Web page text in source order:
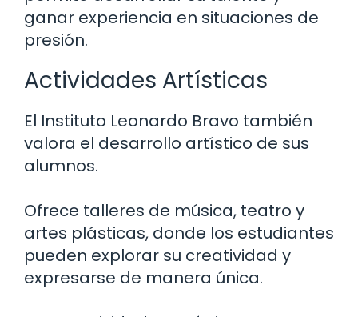
ganar experiencia en situaciones de
presión.
Actividades Artísticas
El Instituto Leonardo Bravo también
valora el desarrollo artístico de sus
alumnos.
Ofrece talleres de música, teatro y
artes plásticas, donde los estudiantes
pueden explorar su creatividad y
expresarse de manera única.